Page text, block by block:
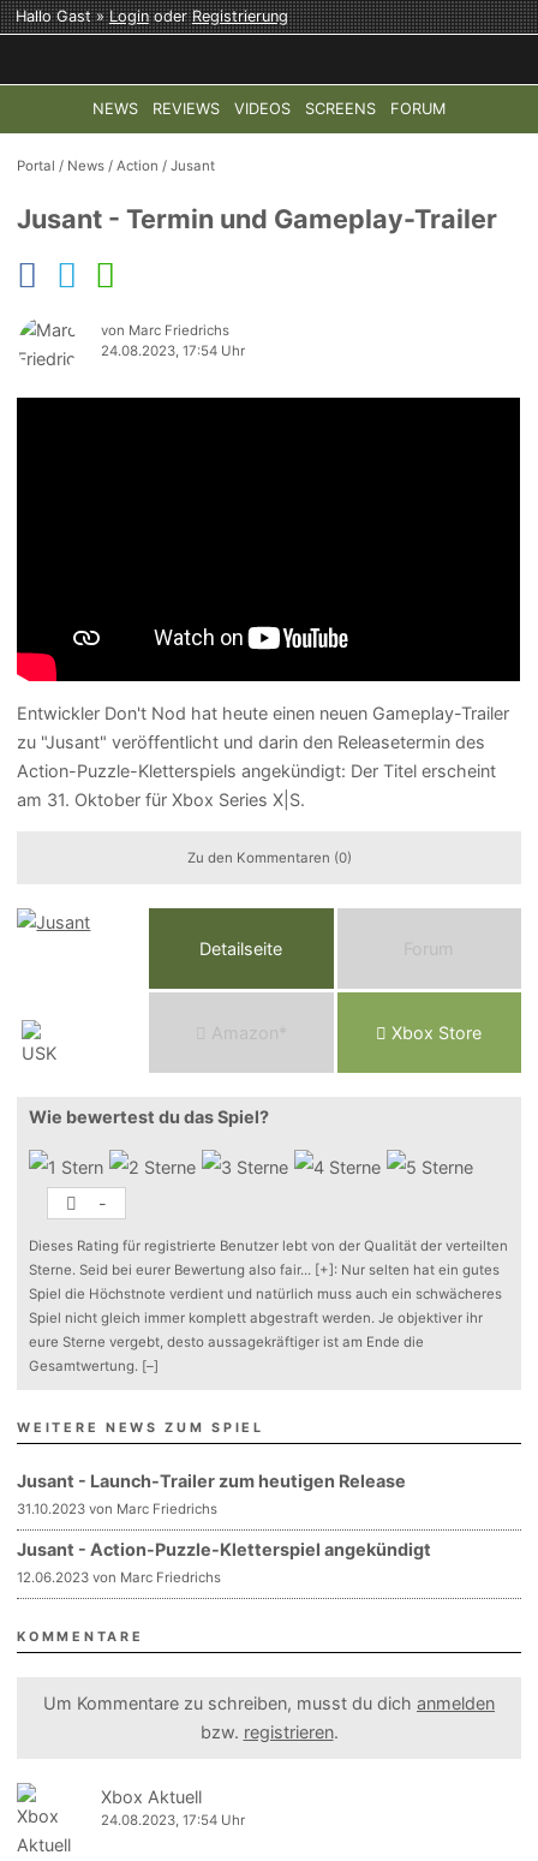
Hallo Gast »LoginoderRegistrierung
NEWS REVIEWS VIDEOS SCREENS FORUM
TOP-THEMEN: COD: MODERN WARFARE 4 HALO:
Portal / News /Action /Jusant
Jusant - Termin und Gameplay-Trailer
von Marc Friedrichs
24.08.2023, 17:54 Uhr
Entwickler Don't Nod hat heute einen neuen Gameplay-Trailer
zu "Jusant" veröffentlicht und darin den Releasetermin des
Action-Puzzle-Kletterspiels angekündigt: Der Titel erscheint
am 31. Oktober für Xbox Series X|S.
Zu den Kommentaren (0)
Detailseite Forum
Ama o n* Xbox Store
Wie bewertest du das Spiel?
-
Dieses Rating für registrierte Benutzer lebt von der Qualität der verteilten
Sterne. Seid bei eurer Bewertung also fair... [+] : Nur selten hat ein gutes
Spiel die Höchstnote verdient und natürlich muss auch ein schwächeres
Spiel nicht gleich immer komplett abgestraft werden. Je objektiver ihr
eure Sterne vergebt, desto aussagekräftiger ist am Ende die
Gesamtwertung. [–]
WEITERE NEWS ZUM SPIEL
Jusant - Launch-Trailer zum heutigen Release
31.10.2023 von Marc Friedrichs
Jusant - Action-Puzzle-Kletterspiel angekündigt
12.06.2023 von Marc Friedrichs
KOMMENTARE
Um Kommentare zu schreiben, musst du dich anmelden
bzw. registrieren.
Xbox Aktuell
24.08.2023, 17:54 Uhr